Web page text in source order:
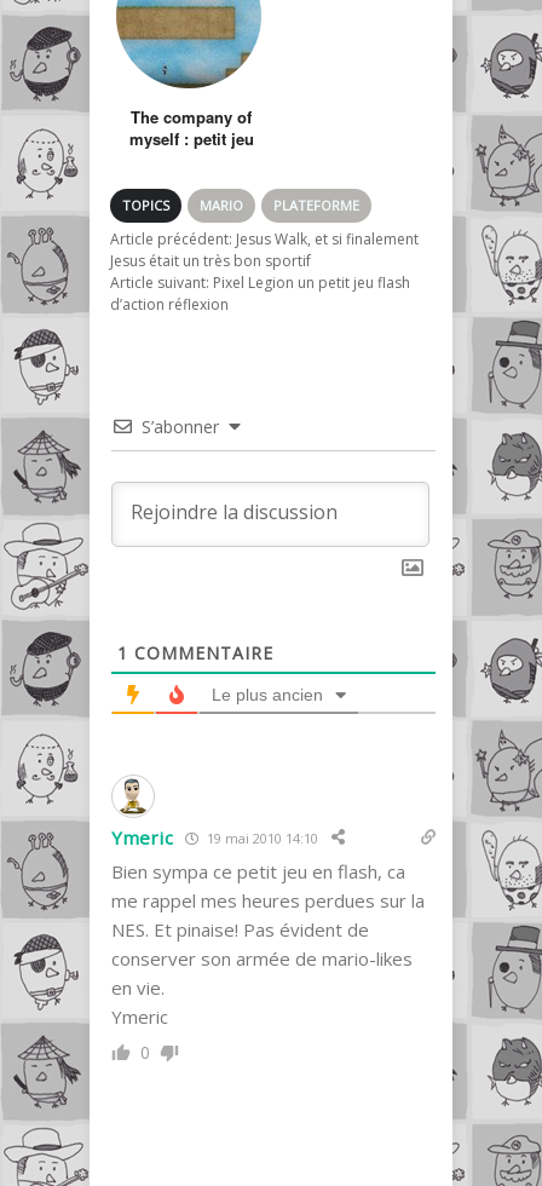
The company of
myself : petit jeu
TOPICS MARIO PLATEFORME
Article précédent: Jesus Walk, et si finalement
Jesus était un très bon sportif
Article suivant: Pixel Legion un petit jeu flash
d’action réflexion
S’abonner
1 COMMENTAIRE
Le plus ancien
Ymeric 19 mai 2010 14:10
Bien sympa ce petit jeu en flash, ca
me rappel mes heures perdues sur la
NES. Et pinaise! Pas évident de
conserver son armée de mario-likes
en vie.
Ymeric
0